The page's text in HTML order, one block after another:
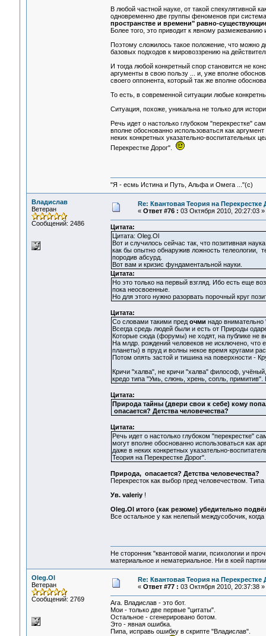
В любой частной науке, от такой спекулятивной
одновременно две группы феноменов при
пространстве и времени" равно-
Более того, это приводит к явному
Поэтому сложилось такое положение, что можно
базовых подходов к мировоззрению на
И тогда любой конкретный спор становится не
аргументы в свою пользу ... и, уже вполне
своего оппонента, который так же вполне
То есть, в современной ситуации любые
Ситуация, похоже, уникальна не только для
Речь идет о настолько глубоком "перекрестке"
вполне обоснованно использоваться как
неких конкретных указательно-воспитательных
Перекрестке Дорог".
"Я - есмь Истина и Путь, Альфа и Омега ..."(с)
Владислав
Ветеран
Сообщений: 2486
Re: Квантовая Теория на Перекрестке
« Ответ #76 : 03 Октября 2010, 20:27:03 »
Цитата:
Цитата: Oleg.Ol
Вот и случилось сейчас так, что позитивная
как бы опытно обнаружив ложность телеологии,
породив абсурд.
Вот вам и кризис фундаментальной науки.
Цитата:
Но это только на первый взгляд. Ибо есть еще
пока неосвоенные.
Но для этого нужно разорвать порочный круг
Цитата:
Со словами такими пред очми надо внимательно
Всегда средь людей были и есть от Природы
Которые сюда (форумы) не ходят, на публике не
На млдр. рождений человеков не исключено,
планеты) в пруд и волны некое время кругами
Потом опять застой и тишина на поверхности -
Кричи "халва", не кричи "халва" философ,
кредо типа "Умь, слюнь, хрень, сопль,
Цитата:
Природа тайны (двери свои к себе) кому
опасается? Детства человечества?
Цитата:
Речь идет о настолько глубоком "перекрестке"
могут вполне обоснованно использоваться как
даже в неких конкретных указательно-
Теория на Перекрестке Дорог".
Природа, опасается? Детства человечества?
Перекресток как выбор пред человечеством.
Ув. valeriy !
Oleg.Ol итого (как резюме) убедительно
Все остальное у как нелепый междусобочик,
Не сторонник "квантовой магии, психологии и
материальное и нематериальное. Ни в коей
Oleg.Ol
Ветеран
Сообщений: 2769
Re: Квантовая Теория на Перекрестке
« Ответ #77 : 03 Октября 2010, 20:37:38 »
Ага. Владислав - это бот.
Мои - только две первые "цитаты".
Остальное - сгенерировано ботом.
Это - явная ошибка.
Пипа, исправь ошибку в скрипте "Владислав".